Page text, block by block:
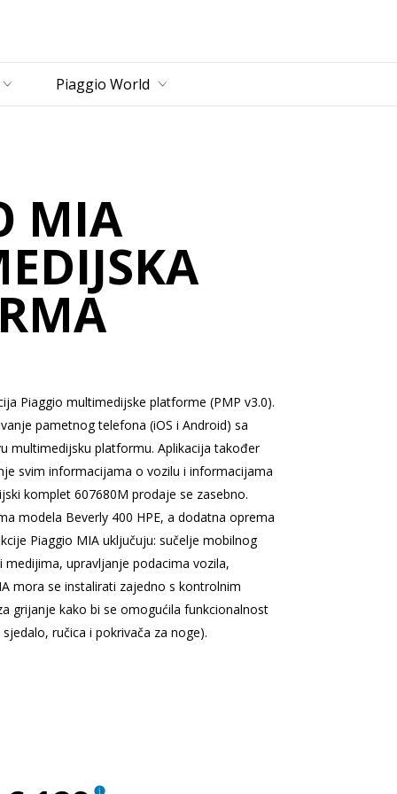
Piaggio World
MIA
Piaggio multimedijske platforme (PMP v3.0).
pametnog telefona (iOS i Android) sa
multimedijsku platformu. Aplikacija također
svim informacijama o vozilu i informacijama
komplet 607680M prodaje se zasebno.
modela Beverly 400 HPE, a dodatna oprema
Piaggio MIA uključuju: sučelje mobilnog
upravljanje podacima vozila,
mora se instalirati zajedno s kontrolnim
grijanje kako bi se omogućila funkcionalnost
ručica i pokrivača za noge).